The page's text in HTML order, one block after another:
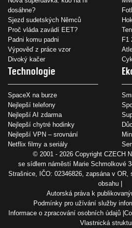
dosáhne?
Sjezd sudetských Němců
Proč vláda zavádí EET?
Padni komu padni
Výpověď z práce vzor
Divoký kačer
F1
Technologie
SpaceX na burze
Nejlepší telefony
Nejlepší AI zdarma
Nejlepší chytré hodinky
Nejlepší VPN – srovnání
Netflix filmy a seriály
© 2001 - 2026 Copyright CZECH
se sídlem náměstí Marie Schmolkové
Strašnice, IČO: 02346826, zapsána v OR,
obsahu
Autorská práva k
Podmínky pro užívání služby
Informace o zpracování osobních údajů
Vlastnická